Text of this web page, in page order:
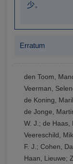
少。
Erratum
den Toom,
Veerman,
de Koning,
de Jonge,
W. J.; de Haas,
Veereschild,
F. J.; Cohen,
Haan, Lieuwe;